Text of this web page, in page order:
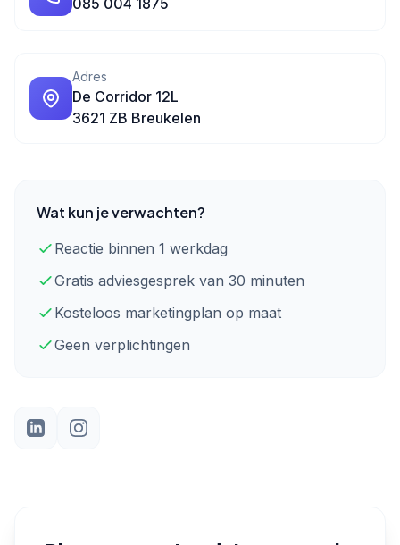
085 004 1875
Adres
De Corridor 12L
3621 ZB Breukelen
Wat kun je verwachten?
Reactie binnen 1 werkdag
Gratis adviesgesprek van 30 minuten
Kosteloos marketingplan op maat
Geen verplichtingen